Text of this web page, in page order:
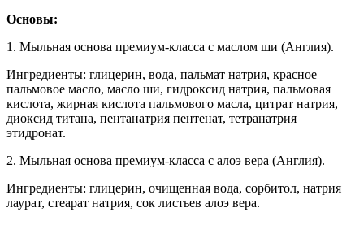
Основы:
1. Мыльная основа премиум-класса с маслом ши (Англия).
Ингредиенты: глицерин, вода, пальмат натрия, красное
пальмовое масло, масло ши, гидроксид натрия, пальмовая
кислота, жирная кислота пальмового масла, цитрат натрия,
диоксид титана, пентанатрия пентенат, тетранатрия
этидронат.
2. Мыльная основа премиум-класса с алоэ вера (Англия).
Ингредиенты: глицерин, очищенная вода, сорбитол, натрия
лаурат, стеарат натрия, сок листьев алоэ вера.